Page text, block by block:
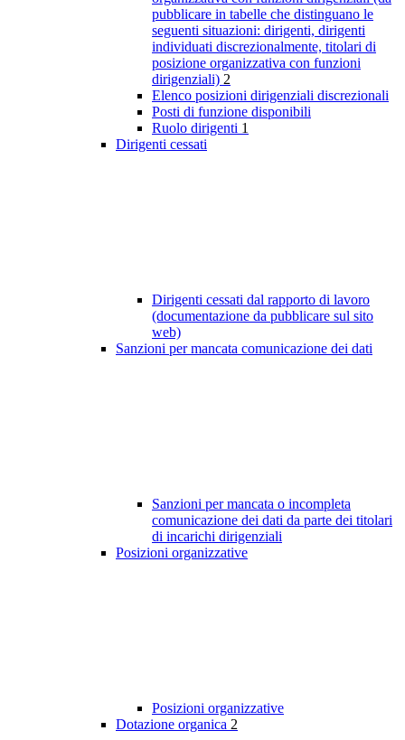
pubblicare in tabelle che distinguano le
seguenti situazioni: dirigenti, dirigenti
individuati discrezionalmente, titolari di
posizione organizzativa con funzioni
dirigenziali) 2
Elenco posizioni dirigenziali discrezionali
Posti di funzione disponibili
Ruolo dirigenti 1
Dirigenti cessati
Dirigenti cessati dal rapporto di lavoro
(documentazione da pubblicare sul sito
web)
Sanzioni per mancata comunicazione dei dati
Sanzioni per mancata o incompleta
comunicazione dei dati da parte dei titolari
di incarichi dirigenziali
Posizioni organizzative
Posizioni organizzative
Dotazione organica 2